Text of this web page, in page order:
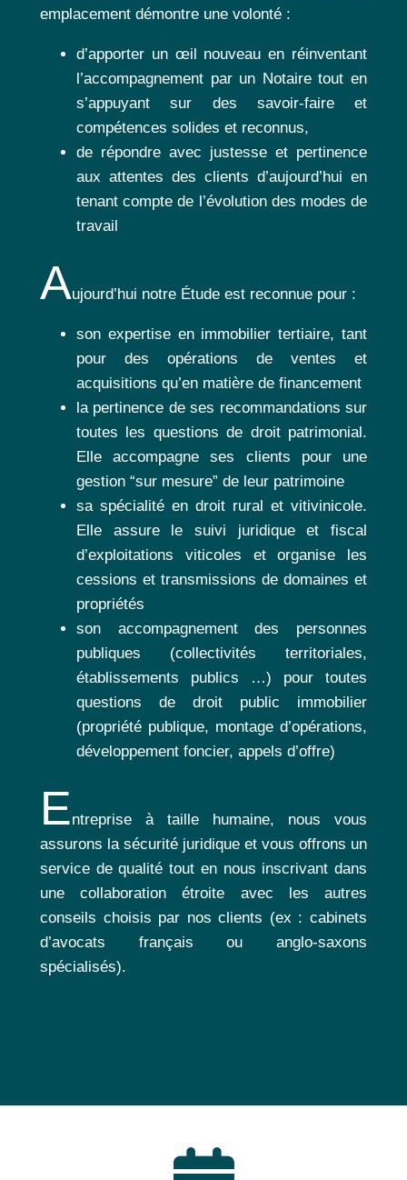
emplacement démontre une volonté :
d’apporter un œil nouveau en réinventant
l’accompagnement par un Notaire tout en
s’appuyant sur des savoir-faire et
compétences solides et reconnus,
de répondre avec justesse et pertinence
aux attentes des clients d’aujourd’hui en
tenant compte de l’évolution des modes de
travail
Aujourd’hui notre Étude est reconnue pour :
son expertise en immobilier tertiaire, tant
pour des opérations de ventes et
acquisitions qu’en matière de financement
la pertinence de ses recommandations sur
toutes les questions de droit patrimonial.
Elle accompagne ses clients pour une
gestion “sur mesure” de leur patrimoine
sa spécialité en droit rural et vitivinicole.
Elle assure le suivi juridique et fiscal
d’exploitations viticoles et organise les
cessions et transmissions de domaines et
propriétés
son accompagnement des personnes
publiques (collectivités territoriales,
établissements publics …) pour toutes
questions de droit public immobilier
(propriété publique, montage d’opérations,
développement foncier, appels d’offre)
Entreprise à taille humaine, nous vous
assurons la sécurité juridique et vous offrons un
service de qualité tout en nous inscrivant dans
une collaboration étroite avec les autres
conseils choisis par nos clients (ex : cabinets
d’avocats français ou anglo-saxons
spécialisés).